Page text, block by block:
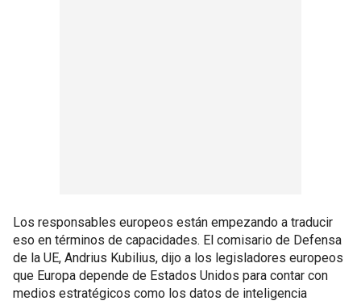
Los responsables europeos están empezando a traducir
eso en términos de capacidades. El comisario de Defensa
de la UE, Andrius Kubilius, dijo a los legisladores europeos
que Europa depende de Estados Unidos para contar con
medios estratégicos como los datos de inteligencia